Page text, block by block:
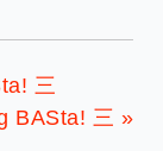
三
BASta! 三 »